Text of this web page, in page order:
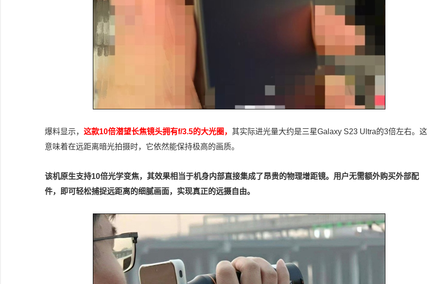
爆料显示， 这款10倍潜望长焦镜头拥有f/3.5的大光圈， 其实际进光量大约是三星Galaxy S23 Ultra的3倍左右。这
意味着在远距离暗光拍摄时，它依然能保持极高的画质。
该机原生支持10倍光学变焦，其效果相当于机身内部直接集成了昂贵的物理增距镜。用户无需额外购买外部配
件，即可轻松捕捉远距离的细腻画面，实现真正的远摄自由。